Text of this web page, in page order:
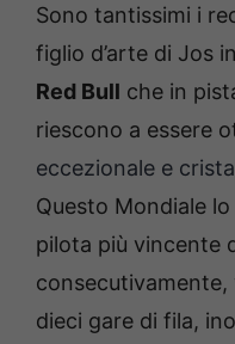
Sono tantissimi i
figlio d’arte di Jos
Red Bull che in
riescono a essere
eccezionale e
Questo Mondiale
pilota più vincente
dieci gare di fila,